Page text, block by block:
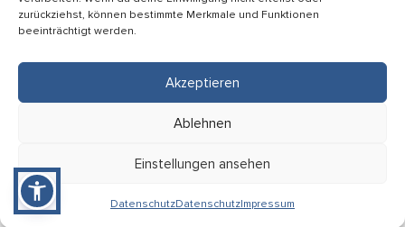
zurückziehst, können bestimmte Merkmale und Funktionen
beeinträchtigt werden.
Akzeptieren
Ablehnen
Einstellungen ansehen
DatenschutzDatenschutzImpressum
01.09.2026
Sie wissen schon genau, was Sie interessiert? Bitteschön…